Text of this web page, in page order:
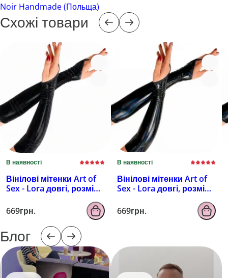
Noir Handmade (Польща)
Схожі товари
В наявності
Вінілові мітенки Art of
Sex - Lora довгі, розмір
ефектом мокрого
оксамиту
669грн.
В наявності
Вінілові мітенки Art of
Sex - Lora довгі, розмір
ефектом голограми
669грн.
Блог